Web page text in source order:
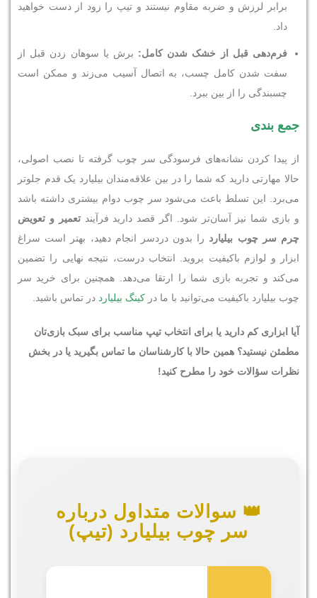
برابر لرزش و ضربه مقاوم نیستند و تیپ را زود از دست خواهید
داد.
فرم‌دهی قبل از خشک شدن کامل: برش یا سوهان زدن قبل از
سفت شدن کامل چسب، به اتصال آسیب می‌زند و ممکن است
چسبندگی را از بین ببرد.
جمع بندی
از پیدا کردن نشانه‌های فرسودگی سر چوب گرفته تا نصب اصولی،
حالا مهارتی دارید که شما را در بین علاقه‌مندان بیلیارد یک قدم جلوتر
می‌برد. این تسلط باعث می‌شود سر چوب دوام بیشتری داشته باشد
و بازی شما نیز آسان‌تر شود. اگر قصد دارید فرآیند تعمیر و تعویض
چرم سر چوب بیلیارد را بدون دردسر انجام دهید، بهتر است سراغ
ابزار و لوازم باکیفیت بروید. انتخاب درست، نتیجه نهایی را تضمین
می‌کند و تجربه بازی شما را ارتقا می‌دهد. همچنین برای خرید سر
چوب بیلیارد باکیفیت می‌توانید با ما در کینگ بیلیارد در تماس باشید.
آیا ابزاری کم دارید یا برای انتخاب تیپ مناسب برای سبک بازی‌تان
مطمئن نیستید؟ همین حالا با کارشناسان ما تماس بگیرید یا در بخش
نظرات سؤالات خود را مطرح کنید!
👑 سوالات متداول درباره
سر چوب بیلیارد (تیپ)